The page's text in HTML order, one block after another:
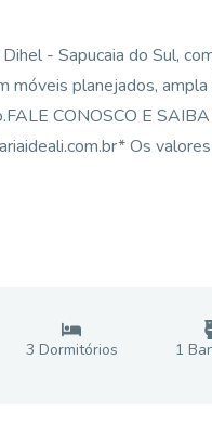
- Sapucaia do Sul,
móveis planejados,
CONOSCO E
Os valores
3 Dormitórios 1